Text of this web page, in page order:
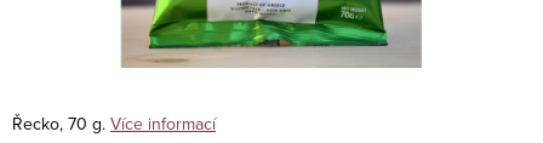
Řecko, 70 g. Více informací